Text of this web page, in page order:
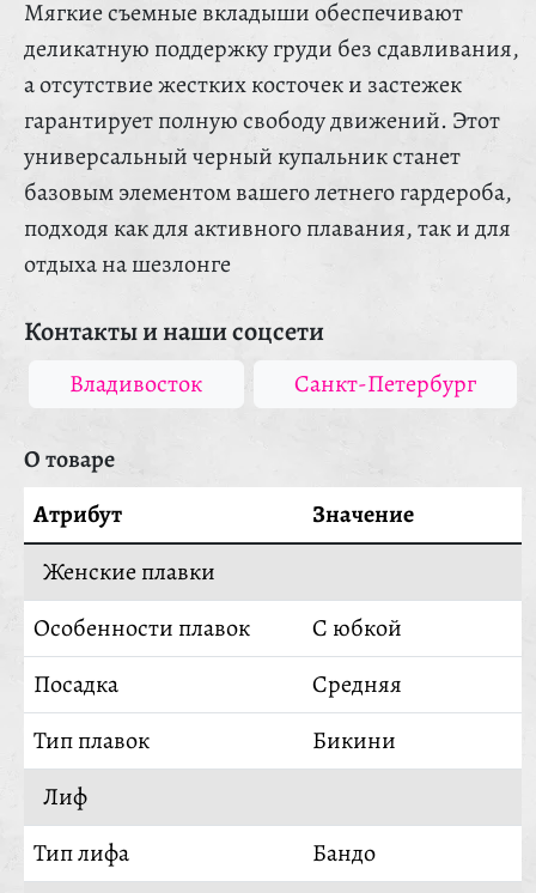
Мягкие съемные вкладыши обеспечивают
деликатную поддержку груди без сдавливания,
а отсутствие жестких косточек и застежек
гарантирует полную свободу движений. Этот
универсальный черный купальник станет
базовым элементом вашего летнего гардероба,
подходя как для активного плавания, так и для
отдыха на шезлонге
Контакты и наши соцсети
Владивосток Санкт-Петербург
О товаре
Атрибут
Значение
Женские плавки
Особенности плавок
С юбкой
Посадка
Средняя
Тип плавок
Бикини
Лиф
Тип лифа
Бандо